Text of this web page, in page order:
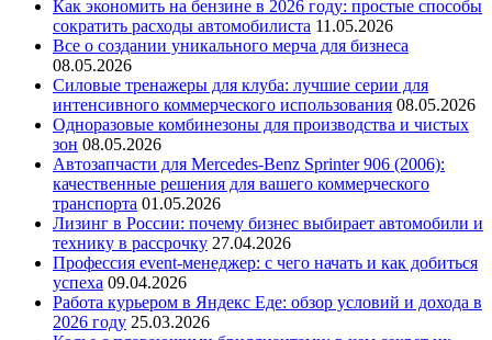
Как экономить на бензине в 2026 году: простые способы
сократить расходы автомобилиста 11.05.2026
Все о создании уникального мерча для бизнеса
08.05.2026
Силовые тренажеры для клуба: лучшие серии для
интенсивного коммерческого использования 08.05.2026
Одноразовые комбинезоны для производства и чистых
зон 08.05.2026
Автозапчасти для Mercedes-Benz Sprinter 906 (2006):
качественные решения для вашего коммерческого
транспорта 01.05.2026
Лизинг в России: почему бизнес выбирает автомобили и
технику в рассрочку 27.04.2026
Профессия event-менеджер: с чего начать и как добиться
успеха 09.04.2026
Работа курьером в Яндекс Еде: обзор условий и дохода в
2026 году 25.03.2026